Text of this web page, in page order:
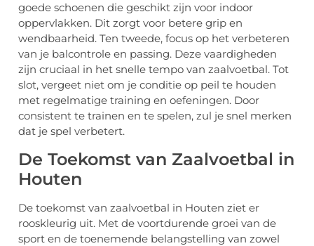
goede schoenen die geschikt zijn voor indoor
oppervlakken. Dit zorgt voor betere grip en
wendbaarheid. Ten tweede, focus op het verbeteren
van je balcontrole en passing. Deze vaardigheden
zijn cruciaal in het snelle tempo van zaalvoetbal. Tot
slot, vergeet niet om je conditie op peil te houden
met regelmatige training en oefeningen. Door
consistent te trainen en te spelen, zul je snel merken
dat je spel verbetert.
De Toekomst van Zaalvoetbal in
Houten
De toekomst van zaalvoetbal in Houten ziet er
rooskleurig uit. Met de voortdurende groei van de
sport en de toenemende belangstelling van zowel